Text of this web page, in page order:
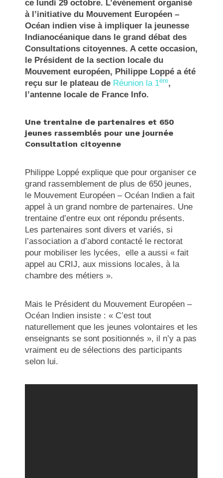
ce lundi 29 octobre. L’événement organisé
à l’initiative du Mouvement Européen –
Océan indien vise à impliquer la jeunesse
Indianocéanique dans le grand débat des
Consultations citoyennes. A cette occasion,
le Président de la section locale du
Mouvement européen, Philippe Loppé a été
reçu sur le plateau de Réunion la 1ère,
l’antenne locale de France Info.
Une trentaine de partenaires et 650
jeunes rassemblés pour une journée
Consultation citoyenne
Philippe Loppé explique que pour organiser ce
grand rassemblement de plus de 650 jeunes,
le Mouvement Européen – Océan Indien a fait
appel à un grand nombre de partenaires. Une
trentaine d’entre eux ont répondu présents.
Les partenaires sont divers et variés, si
l’association a d’abord contacté le rectorat
pour mobiliser les lycées, elle a aussi « fait
appel au CRIJ, aux missions locales, à la
chambre des métiers ».
Mais le Président du Mouvement Européen –
Océan Indien insiste : « C’est tout
naturellement que les jeunes volontaires et les
enseignants se sont positionnés », il n’y a pas
vraiment eu de sélections des participants
selon lui.